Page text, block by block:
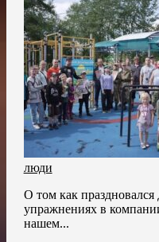
люди
О том как
упражнениях в
нашем...